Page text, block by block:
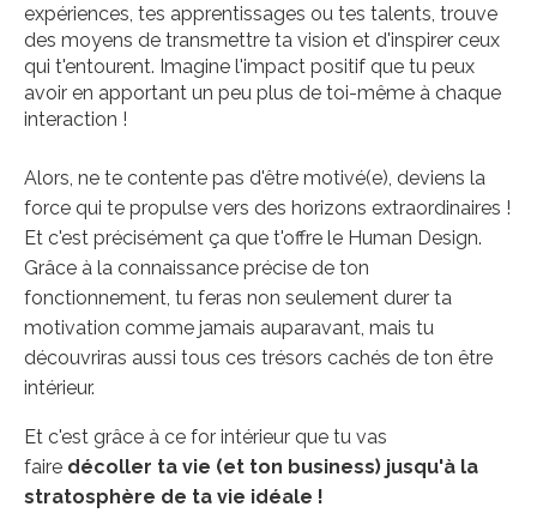
expériences, tes apprentissages ou tes talents, trouve
des moyens de transmettre ta vision et d'inspirer ceux
qui t'entourent. Imagine l'impact positif que tu peux
avoir en apportant un peu plus de toi-même à chaque
interaction !
Alors, ne te contente pas d'être motivé(e), deviens la
force qui te propulse vers des horizons extraordinaires !
Et c'est précisément ça que t'offre le Human Design.
Grâce à la connaissance précise de ton
fonctionnement, tu feras non seulement durer ta
motivation comme jamais auparavant, mais tu
découvriras aussi tous ces trésors cachés de ton être
intérieur.
Et c'est grâce à ce for intérieur que tu vas
faire décoller ta vie (et ton business) jusqu'à la
stratosphère de ta vie idéale !